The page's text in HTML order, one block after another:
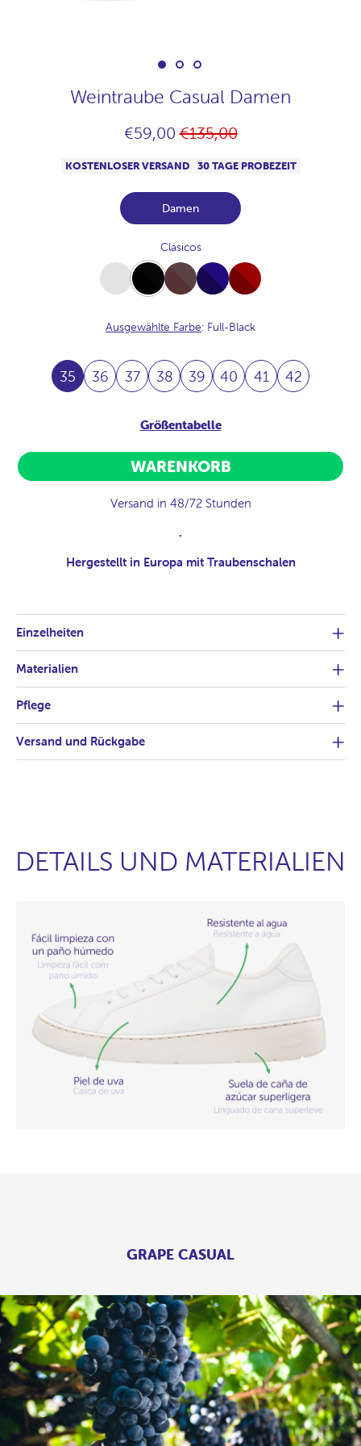
Weintraube Casual Damen
€59,00Normaler
€135,00
KOSTENLOSER VERSAND 30 TAGE PROBEZEIT
Damen
Clásicos
White
Full-
Black
Full-
Chocolate
Full-
Navy
Full-
Burdeos
Ausgewählte Farbe: Full-Black
35 36 37 38 39 40 41 42
Größentabelle
WARENKORB
Versand in 48/72 Stunden
.
Hergestellt in Europa mit Traubenschalen
Einzelheiten
Materialien
Pflege
Versand und Rückgabe
DETAILS UND MATERIALIEN
GRAPE CASUAL